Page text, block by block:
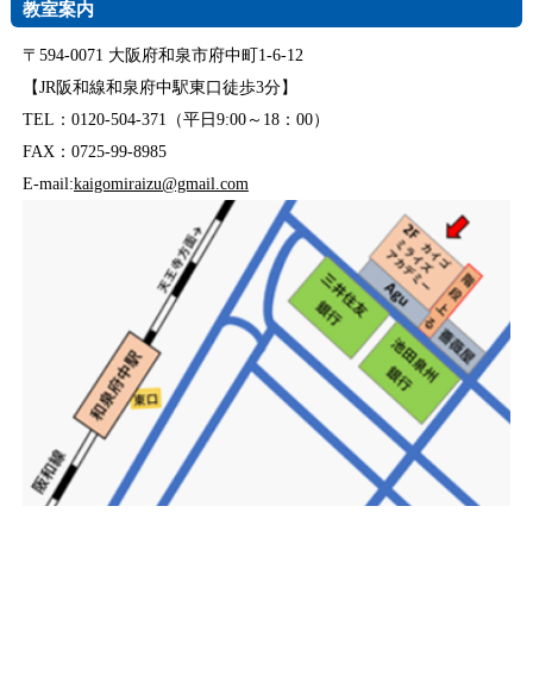
教室案内
〒594-0071 大阪府和泉市府中町1-6-12
【JR阪和線和泉府中駅東口徒歩3分】
TEL：0120-504-371（平日9:00～18：00）
FAX：0725-99-8985
E-mail:kaigomiraizu@gmail.com